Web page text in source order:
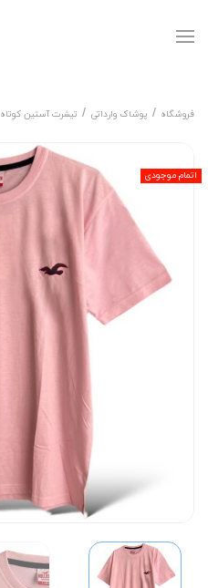
فروشگاه پوشاک وارداتی تیشرت آستین کوتاه
اتمام موجودی